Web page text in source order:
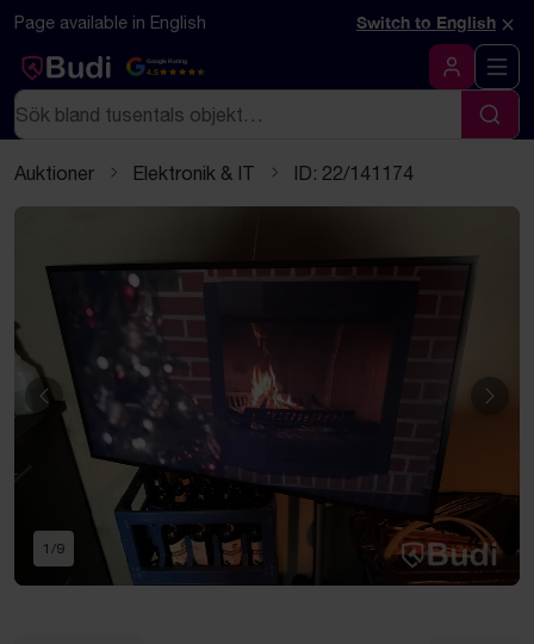
Hoppa till innehåll
Textbaserad (markdown) version av denna sida
Page available in English Switch to English ×
Google Rating
4.5
Logga in
Sök
Sök
Auktioner Elektronik & IT ID: 22/141174
Föregående
1 /9